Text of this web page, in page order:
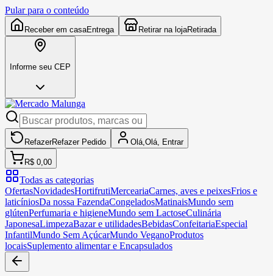
Pular para o conteúdo
Receber em casaEntrega Retirar na lojaRetirada
Informe seu CEP
RefazerRefazer Pedido Olá, Olá, Entrar
R$ 0,00
Todas as categorias
OfertasNovidadesHortifrutiMerceariaCarnes, aves e peixesFrios e
laticíniosDa nossa FazendaCongeladosMatinaisMundo sem
glútenPerfumaria e higieneMundo sem LactoseCulinária
JaponesaLimpezaBazar e utilidadesBebidasConfeitariaEspecial
InfantilMundo Sem AçúcarMundo VeganoProdutos
locaisSuplemento alimentar e Encapsulados